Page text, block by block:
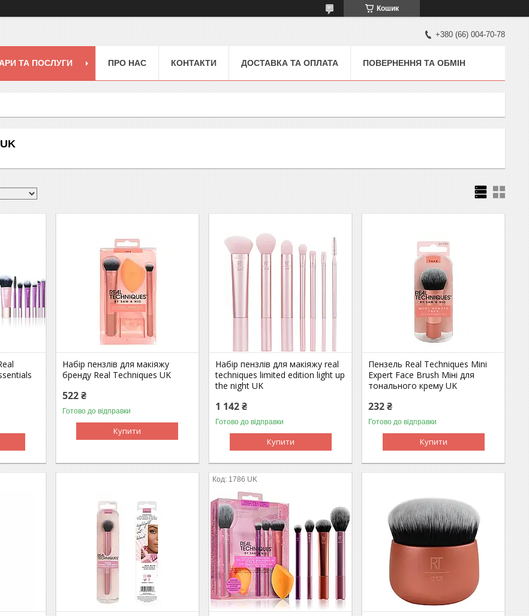
Кошик
+380 (66) 004-70-78
ТА ПОСЛУГИ ПРО НАС КОНТАКТИ ДОСТАВКА ТА ОПЛАТА ПОВЕРНЕННЯ ТА ОБМІН
Набір пензлів для макіяжу
бренду Real Techniques UK
522 ₴
Готово до відправки
Купити
Набір пензлів для макіяжу real
techniques limited edition light up
the night UK
1 142 ₴
Готово до відправки
Купити
Пензель Real Techniques Mini
Expert Face Brush Міні для
тонального крему UK
232 ₴
Готово до відправки
Купити
1786 UK